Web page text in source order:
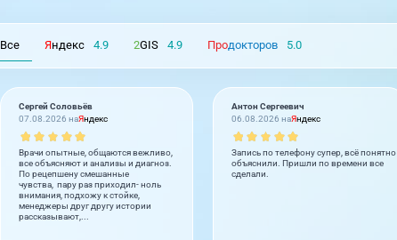
Все Яндекс 4.9 2GIS 4.9 Продокторов 5.0
Сергей Соловьёв
07.08.2026 наЯндекс
Врачи опытные, общаются вежливо,
все объясняют и анализы и диагноз.
По рецепшену смешанные
чувства, пару раз приходил- ноль
внимания, подхожу к стойке,
менеджеры друг другу истории
рассказывают,...
Антон Сергеевич
06.08.2026 наЯндекс
Запись по телефону супер, всё понятно
объяснили. Пришли по времени все
сделали.